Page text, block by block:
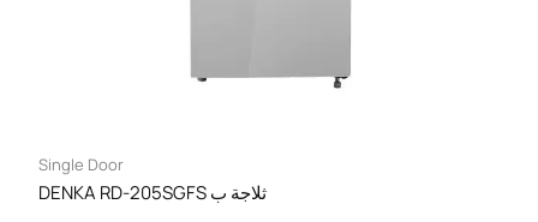
Single Door
DENKA RD-205SGFS ثلاجة ب